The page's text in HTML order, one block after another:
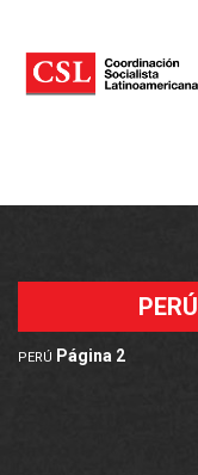
PERÚ
PERÚ Página 2